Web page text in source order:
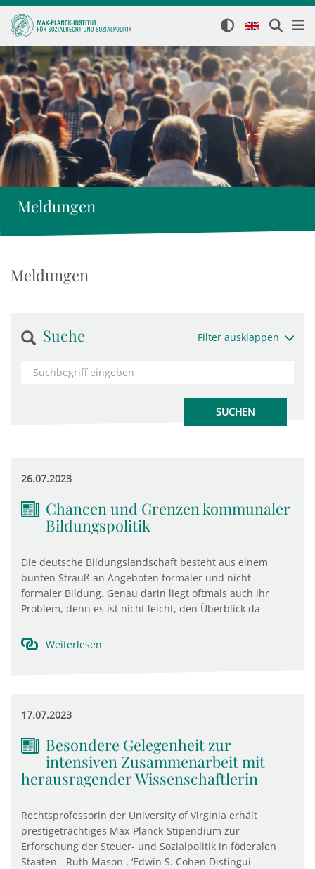
Meldungen
Meldungen
Suche Filter ausklappen
26.07.2023
Chancen und Grenzen kommunaler
Bildungspolitik
Die deutsche Bildungslandschaft besteht aus einem
bunten Strauß an Angeboten formaler und nicht-
formaler Bildung. Genau darin liegt oftmals auch ihr
Problem, denn es ist nicht leicht, den Überblick da
Weiterlesen
17.07.2023
Besondere Gelegenheit zur
intensiven Zusammenarbeit mit
herausragender Wissenschaftlerin
Rechtsprofessorin der University of Virginia erhält
prestigeträchtiges Max-Planck-Stipendium zur
Erforschung der Steuer- und Sozialpolitik in föderalen
Staaten - Ruth Mason , ‘Edwin S. Cohen Distingui